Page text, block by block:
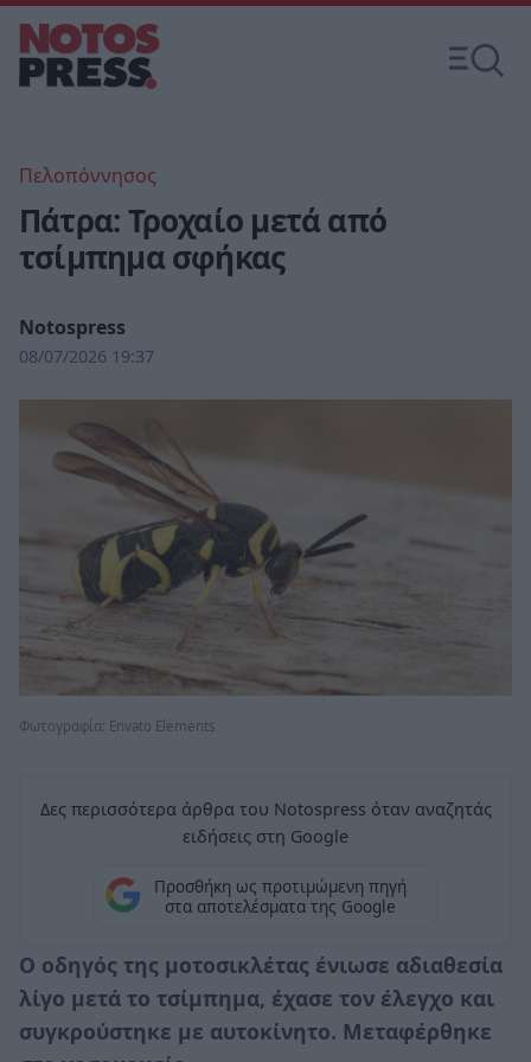
Πελοπόννησος
Πάτρα: Τροχαίο μετά από
τσίμπημα σφήκας
Notospress
08/07/2026 19:37
Φωτογραφία: Envato Elements
Δες περισσότερα άρθρα του Notospress όταν αναζητάς
ειδήσεις στη Google
Προσθήκη ως προτιμώμενη πηγή
στα αποτελέσματα της Google
Ο οδηγός της μοτοσικλέτας ένιωσε αδιαθεσία
λίγο μετά το τσίμπημα, έχασε τον έλεγχο και
συγκρούστηκε με αυτοκίνητο. Μεταφέρθηκε